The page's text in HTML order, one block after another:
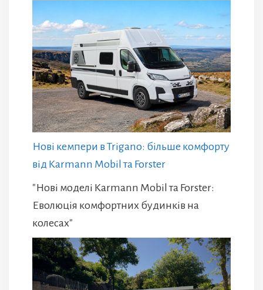
Нові кемпери в Trigano: більше комфорту
від Karmann Mobil та Forster
"Нові моделі Karmann Mobil та Forster:
Еволюція комфортних будинків на
колесах"